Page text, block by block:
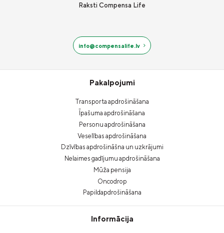
Raksti Compensa Life
info@compensalife.lv
Pakalpojumi
Transporta apdrošināšana
Īpašuma apdrošināšana
Personu apdrošināšana
Veselības apdrošināšana
Dzīvības apdrošināšna un uzkrājumi
Nelaimes gadījumu apdrošināšana
Mūža pensija
Oncodrop
Papildapdrošināšana
Informācija